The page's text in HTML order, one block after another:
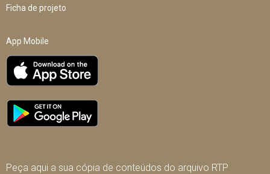
Ficha de projeto
App Mobile
Peça aqui a sua cópia de conteúdos do arquivo RTP